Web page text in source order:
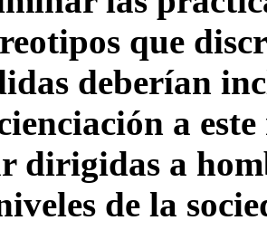
que
deberían
a
dirigidas a
de la